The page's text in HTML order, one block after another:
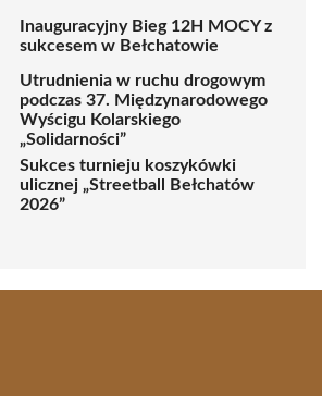
Inauguracyjny Bieg 12H MOCY z
sukcesem w Bełchatowie
Utrudnienia w ruchu drogowym
podczas 37. Międzynarodowego
Wyścigu Kolarskiego
„Solidarności”
Sukces turnieju koszykówki
ulicznej „Streetball Bełchatów
2026”